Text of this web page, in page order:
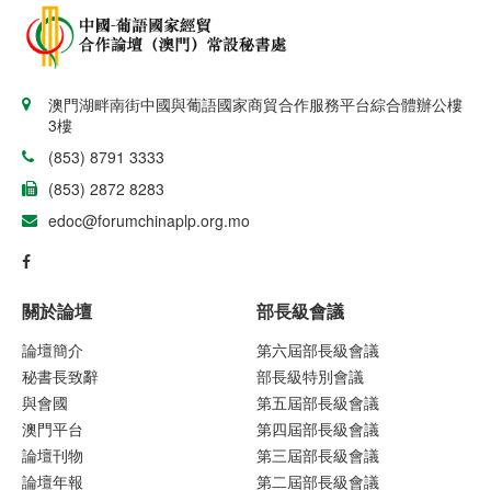
澳門湖畔南街中國與葡語國家商貿合作服務平台綜合體辦公樓
3樓
(853) 8791 3333
(853) 2872 8283
edoc@forumchinaplp.org.mo
關於論壇
論壇簡介
秘書長致辭
與會國
澳門平台
論壇刊物
論壇年報
部長級會議
第六屆部長級會議
部長級特別會議
第五屆部長級會議
第四屆部長級會議
第三屆部長級會議
第二屆部長級會議